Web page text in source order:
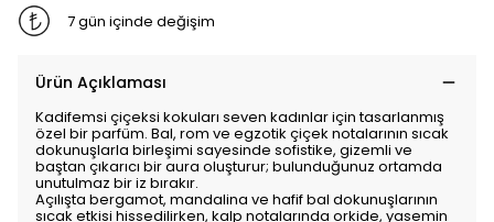
7 gün içinde değişim
Ürün Açıklaması
Kadifemsi çiçeksi kokuları seven kadınlar için tasarlanmış
özel bir parfüm. Bal, rom ve egzotik çiçek notalarının sıcak
dokunuşlarla birleşimi sayesinde sofistike, gizemli ve
baştan çıkarıcı bir aura oluşturur; bulunduğunuz ortamda
unutulmaz bir iz bırakır.
Açılışta bergamot, mandalina ve hafif bal dokunuşlarının
sıcak etkisi hissedilirken, kalp notalarında orkide, yasemin